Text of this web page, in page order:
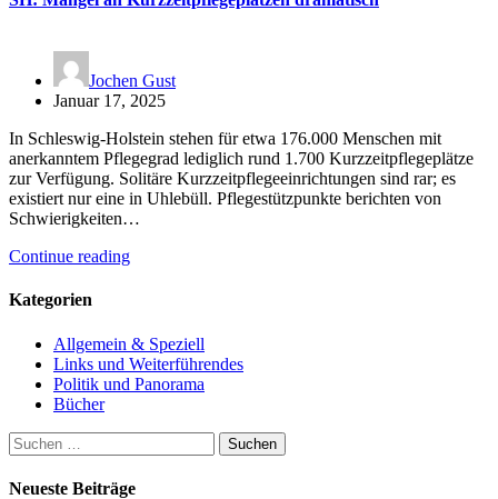
Jochen Gust
Januar 17, 2025
In Schleswig-Holstein stehen für etwa 176.000 Menschen mit
anerkanntem Pflegegrad lediglich rund 1.700 Kurzzeitpflegeplätze
zur Verfügung. Solitäre Kurzzeitpflegeeinrichtungen sind rar; es
existiert nur eine in Uhlebüll. Pflegestützpunkte berichten von
Schwierigkeiten…
Continue reading
Kategorien
Allgemein & Speziell
Links und Weiterführendes
Politik und Panorama
Bücher
Suchen
nach:
Neueste Beiträge